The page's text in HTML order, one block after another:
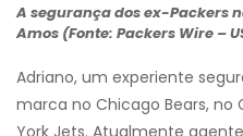
A segurança dos ex-Packers
Amos (Fonte: Packers Wire –
Adriano, um experiente
marca no Chicago Bears, no